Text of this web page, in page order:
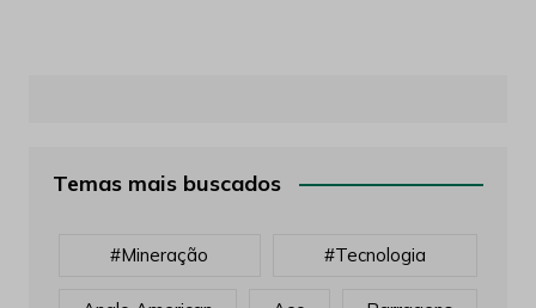
Temas mais buscados
#mineração #tecnologia